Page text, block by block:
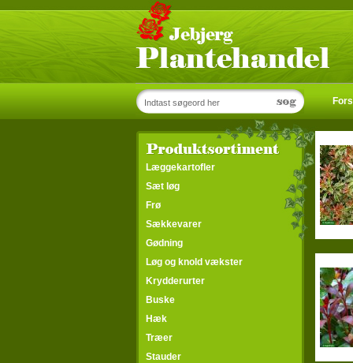
Læggekartofler
Sæt løg
Frø
Sækkevarer
Gødning
Løg og knold vækster
Krydderurter
Buske
Hæk
Træer
Stauder